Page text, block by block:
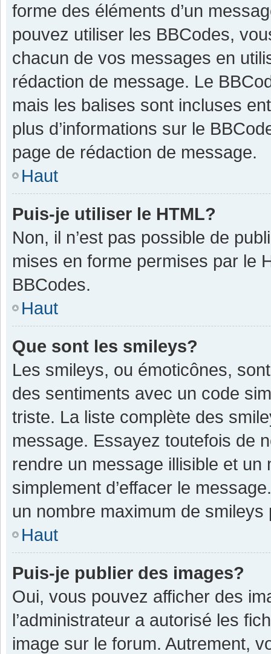
forme des éléments d’un
pouvez utiliser les BBCodes,
chacun de vos messages en
rédaction de message. Le
mais les balises sont incluses
plus d’informations sur le
page de rédaction de message.
Haut
Puis-je utiliser le HTML?
Non, il n’est pas possible de
mises en forme permises par le
BBCodes.
Haut
Que sont les smileys?
Les smileys, ou émoticônes,
des sentiments avec un code
triste. La liste complète des
message. Essayez toutefois de
rendre un message illisible et
simplement d’effacer le
un nombre maximum de smileys
Haut
Puis-je publier des images?
Oui, vous pouvez afficher des
l’administrateur a autorisé les
image sur le forum. Autrement,